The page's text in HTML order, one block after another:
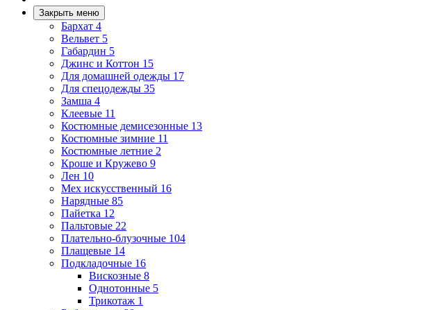
Закрыть меню
Бархат 4
Вельвет 5
Габардин 5
Джинс и Коттон 15
Для домашней одежды 17
Для спецодежды 35
Замша 4
Клеевые 11
Костюмные демисезонные 13
Костюмные зимние 11
Костюмные летние 2
Кроше и Кружево 9
Лен 10
Мех искусственный 16
Нарядные 85
Пайетка 12
Пальтовые 22
Плательно-блузочные 104
Плащевые 14
Подкладочные 16
Вискозные 8
Однотонные 5
Трикотаж 1